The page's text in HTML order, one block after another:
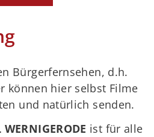
Bürgerfernsehen, d.h.
können hier selbst Filme
und natürlich senden.
ist für alle